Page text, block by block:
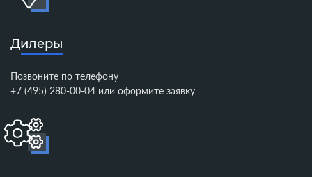
Дилеры
Позвоните по телефону
+7 (495) 280-00-04 или оформите заявку